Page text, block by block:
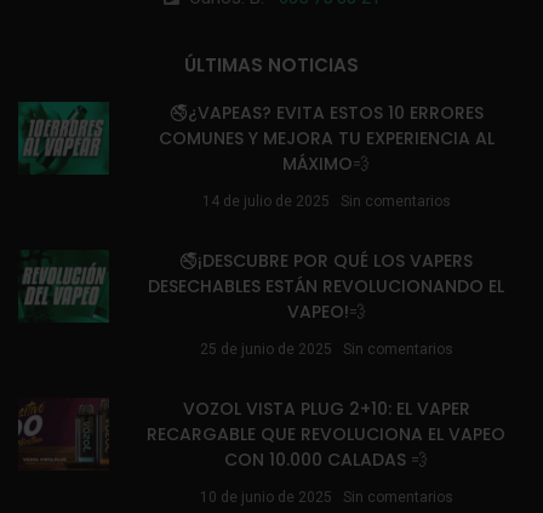
ÚLTIMAS NOTICIAS
🚭¿VAPEAS? EVITA ESTOS 10 ERRORES
COMUNES Y MEJORA TU EXPERIENCIA AL
MÁXIMO💨
14 de julio de 2025 Sin comentarios
🚭¡DESCUBRE POR QUÉ LOS VAPERS
DESECHABLES ESTÁN REVOLUCIONANDO EL
VAPEO!💨
25 de junio de 2025 Sin comentarios
VOZOL VISTA PLUG 2+10: EL VAPER
RECARGABLE QUE REVOLUCIONA EL VAPEO
CON 10.000 CALADAS 💨
10 de junio de 2025 Sin comentarios